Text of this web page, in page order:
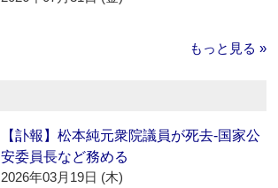
もっと見る »
【訃報】松本純元衆院議員が死去‐国家公
安委員長など務める
2026年03月19日 (木)